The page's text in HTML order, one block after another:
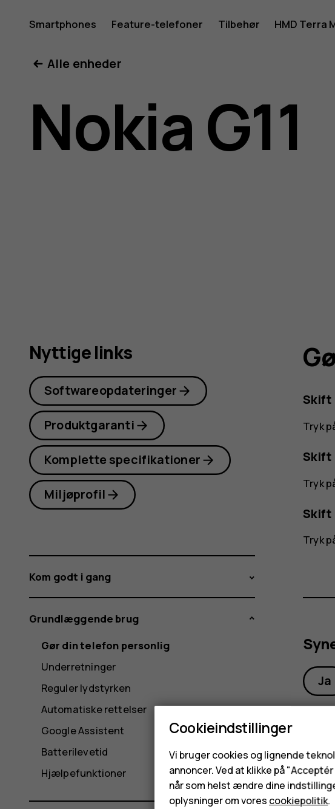
til
Nokia
Smartphones Feature-telefoner Tilbehør HMD Terra
Alle enheder
Nokia G11
Skift
Tryk
Skift
Tryk
Skift
Tryk
Ja
Nyttige links
Softwareopdateringer
Produktgaranti
Komplette specifikationer
Miljøprofil
Kom godt i gang
Grundlæggende brug
Gør din telefon personlig
Underretninger
Reguler lydstyrken
Automatiske rettelser
Google Assistent
Batterilevetid
Hjælpefunktioner
Cookieindstillinger
Vi bruger cookies og lignende
annoncer. Ved at klikke på
når som helst ændre dine
oplysninger om vores cookiepolitik.